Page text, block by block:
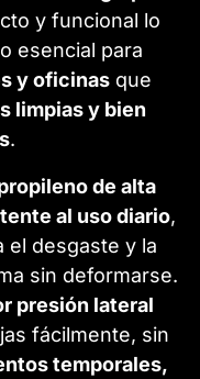
y funcional lo
esencial para
y oficinas que
limpias y bien
.
de alta
al uso diario,
el desgaste y la
sin deformarse.
presión lateral
fácilmente, sin
temporales,